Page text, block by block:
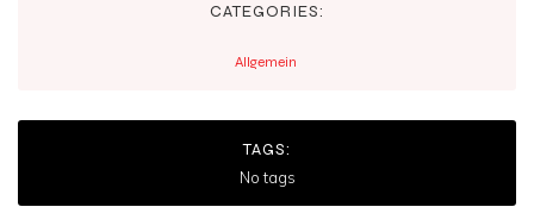
CATEGORIES:
Allgemein
TAGS:
No tags